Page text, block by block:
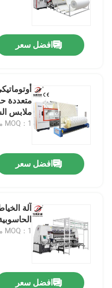
معلومات عنا
جولة في المعمل
رقابة جودة
اتصل بنا
آلة غطاء السلاسل الحاسوبية
آلة خياطة اللحف متعددة
آلة خياطة اللحف الصناعية
افضل سعر
متعددة
ملابس
MOQ：1 مجموعة
افضل سعر
آلة
MOQ：1 مجموعة
افضل سعر